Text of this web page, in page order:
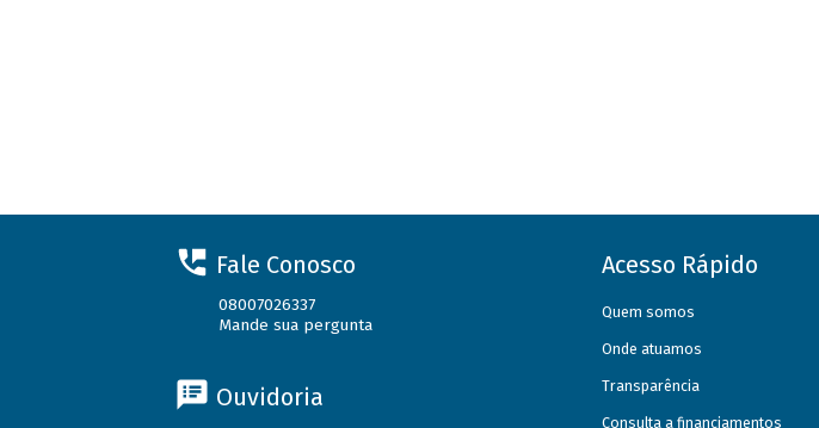
Fale Conosco
08007026337
Mande sua pergunta
Ouvidoria
Acesso Rápido
Quem somos
Onde atuamos
Transparência
Consulta a financiamentos